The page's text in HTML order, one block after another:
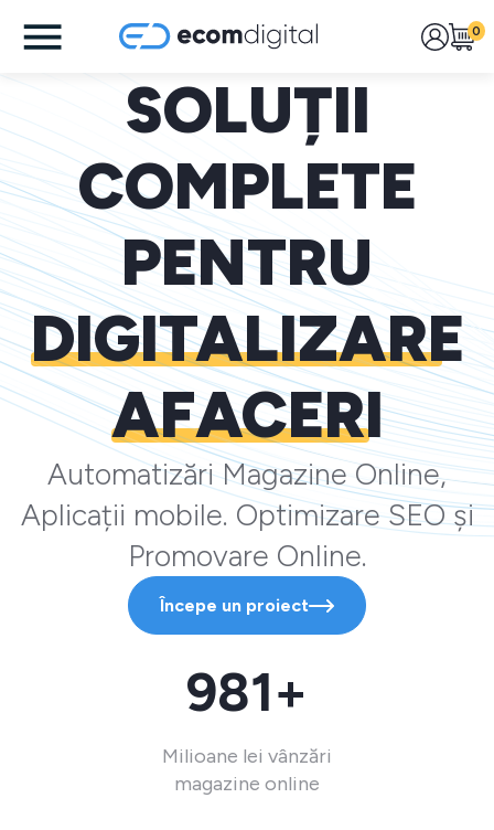
0
SOLUȚII
COMPLETE
PENTRU
DIGITALIZARE
AFACERI
Automatizări Magazine Online,
Aplicații mobile. Optimizare SEO și
Promovare Online.
Începe un proiect
981+
Milioane lei vânzări
magazine online